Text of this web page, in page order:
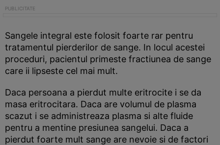
Sangele integral este folosit foarte rar pentru
tratamentul pierderilor de sange. In locul acestei
proceduri, pacientul primeste fractiunea de sange
care ii lipseste cel mai mult.
Daca persoana a pierdut multe eritrocite i se da
masa eritrocitara. Daca are volumul de plasma
scazut i se administreaza plasma si alte fluide
pentru a mentine presiunea sangelui. Daca a
pierdut foarte mult sange are nevoie si de factori